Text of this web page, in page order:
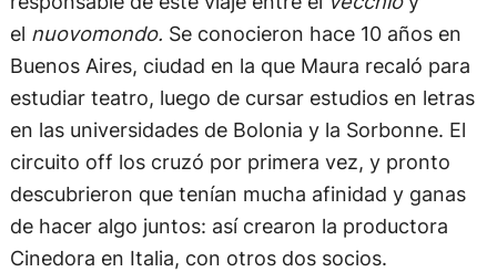
el nuovomondo. Se conocieron hace 10 años en
Buenos Aires, ciudad en la que Maura recaló para
estudiar teatro, luego de cursar estudios en letras
en las universidades de Bolonia y la Sorbonne. El
circuito off los cruzó por primera vez, y pronto
descubrieron que tenían mucha afinidad y ganas
de hacer algo juntos: así crearon la productora
Cinedora en Italia, con otros dos socios.